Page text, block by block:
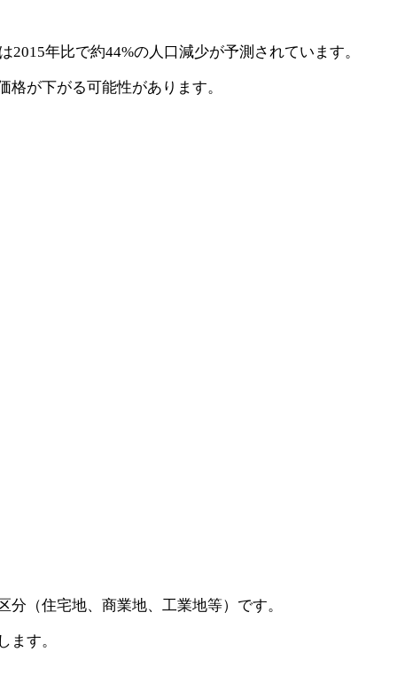
年比で約44%の人口減少が予測されています。
が下がる可能性があります。
（住宅地、商業地、工業地等）です。
す。